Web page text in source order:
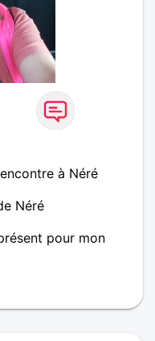
à Néré
Néré
pour mon